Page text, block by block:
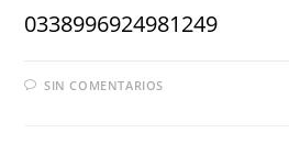
0338996924981249
SIN COMENTARIOS